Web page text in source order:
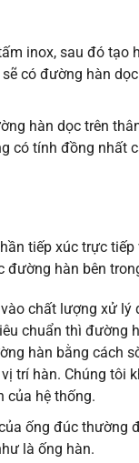
inox, sau đó tạo
có đường hàn
hàn dọc trên
có tính đồng nhất
tiếp xúc trực
đường hàn bên
chất lượng xử
chuẩn thì đường
hàn bằng cách
trí hàn. Chúng tôi
của hệ thống.
ống đúc thường
là ống hàn.